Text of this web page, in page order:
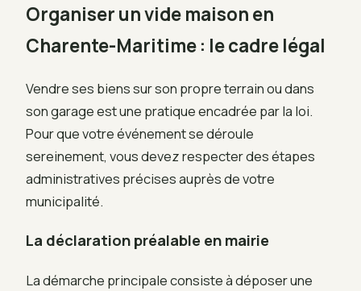
Organiser un vide maison en
Charente-Maritime : le cadre légal
Vendre ses biens sur son propre terrain ou dans
son garage est une pratique encadrée par la loi.
Pour que votre événement se déroule
sereinement, vous devez respecter des étapes
administratives précises auprès de votre
municipalité.
La déclaration préalable en mairie
La démarche principale consiste à déposer une